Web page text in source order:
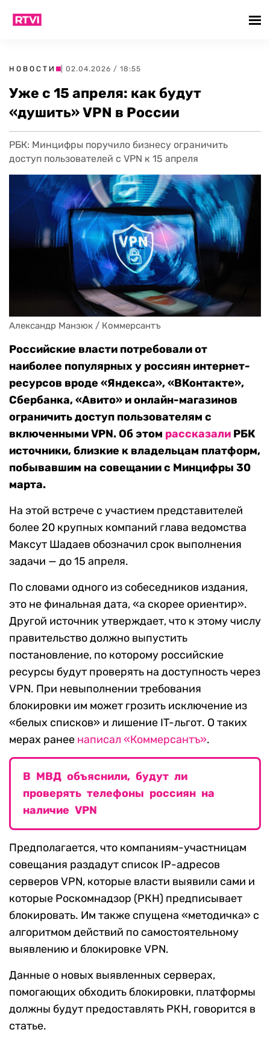
НОВОСТИ | 02.04.2026 / 18:55
Уже с 15 апреля: как будут
«душить» VPN в России
РБК: Минцифры поручило бизнесу ограничить
доступ пользователей с VPN к 15 апреля
Александр Манзюк / Коммерсантъ
Российские власти потребовали от
наиболее популярных у россиян интернет-
ресурсов вроде «Яндекса», «ВКонтакте»,
Сбербанка, «Авито» и онлайн-магазинов
ограничить доступ пользователям с
включенными VPN. Об этом рассказали РБК
источники, близкие к владельцам платформ,
побывавшим на совещании с Минцифры 30
марта.
На этой встрече с участием представителей
более 20 крупных компаний глава ведомства
Максут Шадаев обозначил срок выполнения
задачи — до 15 апреля.
По словами одного из собеседников издания,
это не финальная дата, «а скорее ориентир».
Другой источник утверждает, что к этому числу
правительство должно выпустить
постановление, по которому российские
ресурсы будут проверять на доступность через
VPN. При невыполнении требования
блокировки им может грозить исключение из
«белых списков» и лишение IT-льгот. О таких
мерах ранее написал «Коммерсантъ».
В МВД объяснили, будут ли
проверять телефоны россиян на
наличие VPN
Предполагается, что компаниям-участницам
совещания раздадут список IP-адресов
серверов VPN, которые власти выявили сами и
которые Роскомнадзор (РКН) предписывает
блокировать. Им также спущена «методичка» с
алгоритмом действий по самостоятельному
выявлению и блокировке VPN.
Данные о новых выявленных серверах,
помогающих обходить блокировки, платформы
должны будут предоставлять РКН, говорится в
статье.